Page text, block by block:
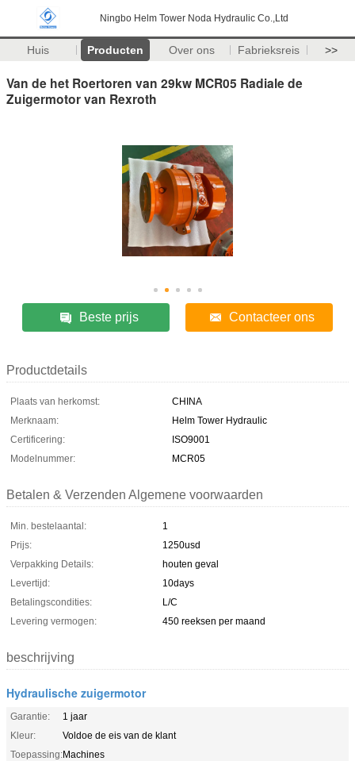
Ningbo Helm Tower Noda Hydraulic Co.,Ltd
Huis Producten Over ons Fabrieksreis >>
Van de het Roertoren van 29kw MCR05 Radiale de
Zuigermotor van Rexroth
Beste prijs Contacteer ons
Productdetails
Plaats van herkomst:
CHINA
Merknaam:
Helm Tower Hydraulic
Certificering:
ISO9001
Modelnummer:
MCR05
Betalen & Verzenden Algemene voorwaarden
Min. bestelaantal:
1
Prijs:
1250usd
Verpakking Details:
houten geval
Levertijd:
10days
Betalingscondities:
L/C
Levering vermogen:
450 reeksen per maand
beschrijving
Hydraulische zuigermotor
Garantie:
1 jaar
Kleur:
Voldoe de eis van de klant
Toepassing:Machines